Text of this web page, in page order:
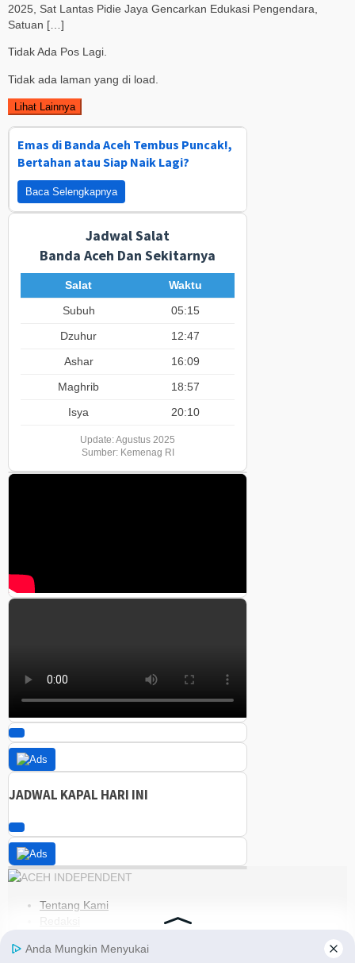
2025, Sat Lantas Pidie Jaya Gencarkan Edukasi Pengendara,
Satuan […]
Tidak Ada Pos Lagi.
Tidak ada laman yang di load.
Lihat Lainnya
Emas di Banda Aceh Tembus Puncak!,
Bertahan atau Siap Naik Lagi?
Baca Selengkapnya
Jadwal Salat
Banda Aceh Dan Sekitarnya
Salat
Waktu
Subuh
05:15
Dzuhur
12:47
Ashar
16:09
Maghrib
18:57
Isya
20:10
Update: Agustus 2025
Sumber: Kemenag RI
JADWAL KAPAL HARI INI
Tentang Kami
Redaksi
Pedoman Media Siber